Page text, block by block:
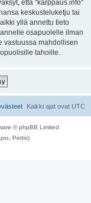
että "karppaus.info"
keskusteluketju tai
yllä annettu tieto
osapuolelle ilman
vastuussa mahdollisen
tahoille.
Kaikki ajat ovat UTC
© phpBB Limited
Pettis)